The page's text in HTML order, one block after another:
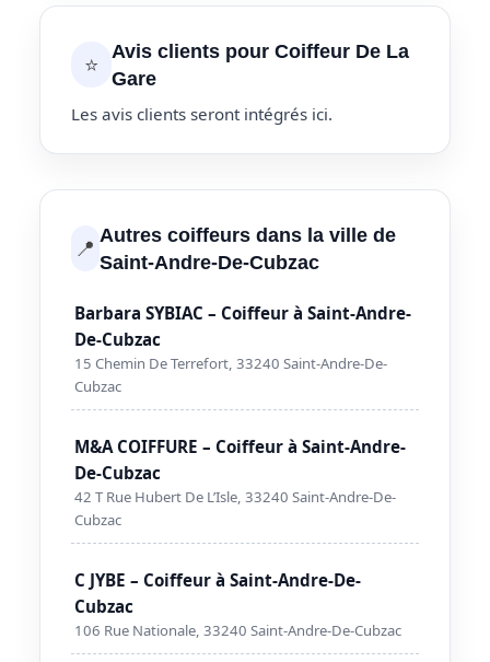
⭐
Avis clients pour Coiffeur De La
Gare
Les avis clients seront intégrés ici.
📍 Autres coiffeurs dans la ville de
Saint-Andre-De-Cubzac
Barbara SYBIAC – Coiffeur à Saint-Andre-
De-Cubzac
15 Chemin De Terrefort, 33240 Saint-Andre-De-
Cubzac
M&A COIFFURE – Coiffeur à Saint-Andre-
De-Cubzac
42 T Rue Hubert De L’Isle, 33240 Saint-Andre-De-
Cubzac
C JYBE – Coiffeur à Saint-Andre-De-
Cubzac
106 Rue Nationale, 33240 Saint-Andre-De-Cubzac